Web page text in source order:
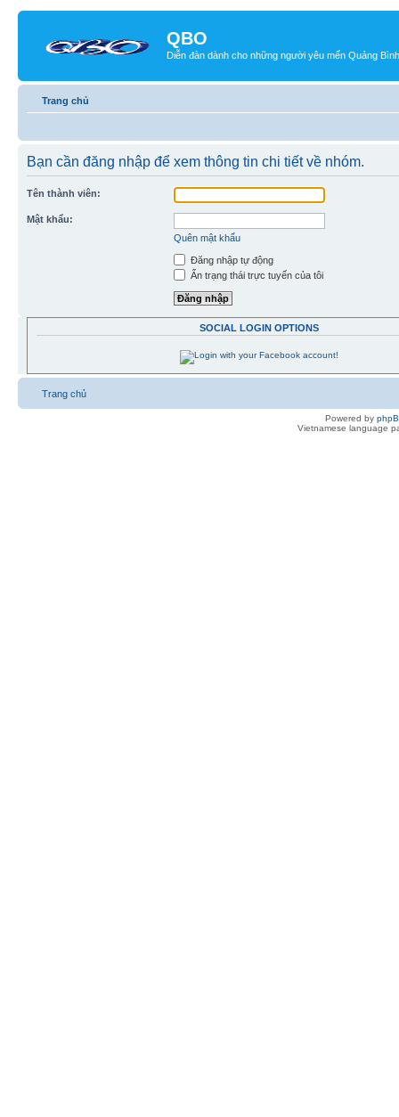
QBO
Diễn đàn dành cho những người yêu mến Quảng Bình
Trang chủ
Bạn cần đăng nhập để xem thông tin chi tiết về nhóm.
Tên thành viên:
Mật khẩu:
Quên mật khẩu
Đăng nhập tự động
Ẩn trạng thái trực tuyến của tôi
SOCIAL LOGIN OPTIONS
Trang chủ
Powered by
Vietnamese language